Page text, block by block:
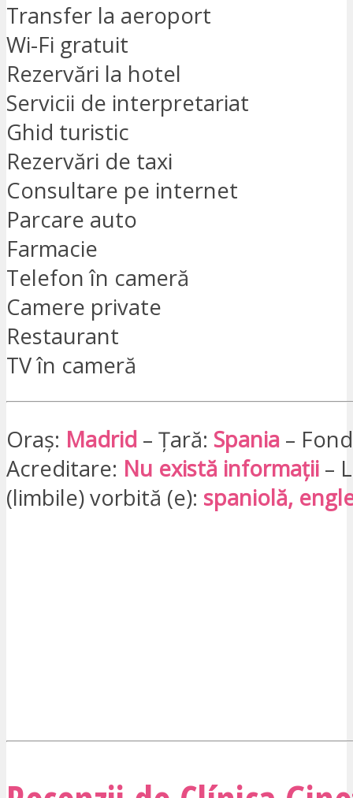
Transfer la aeroport
Wi-Fi gratuit
Rezervări la hotel
Servicii de interpretariat
Ghid turistic
Rezervări de taxi
Consultare pe internet
Parcare auto
Farmacie
Telefon în cameră
Camere private
Restaurant
TV în cameră
Oraș: Madrid – Țară: Spania –
Acreditare: Nu există informații –
(limbile) vorbită (e): spaniolă,